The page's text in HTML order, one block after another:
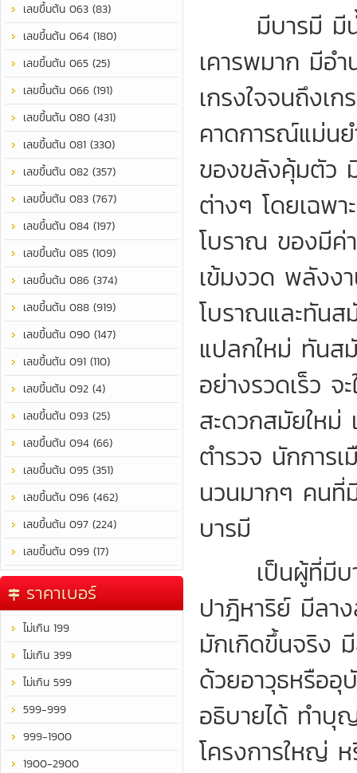
เลขขึ้นต้น 063 (83)
เลขขึ้นต้น 064 (180)
เลขขึ้นต้น 065 (25)
เลขขึ้นต้น 066 (191)
เลขขึ้นต้น 080 (431)
เลขขึ้นต้น 081 (330)
เลขขึ้นต้น 082 (357)
เลขขึ้นต้น 083 (767)
เลขขึ้นต้น 084 (197)
เลขขึ้นต้น 085 (109)
เลขขึ้นต้น 086 (374)
เลขขึ้นต้น 088 (919)
เลขขึ้นต้น 090 (147)
เลขขึ้นต้น 091 (110)
เลขขึ้นต้น 092 (4)
เลขขึ้นต้น 093 (25)
เลขขึ้นต้น 094 (66)
เลขขึ้นต้น 095 (351)
เลขขึ้นต้น 096 (462)
เลขขึ้นต้น 097 (224)
เลขขึ้นต้น 099 (17)
ราคาเบอร์
ไม่เกิน 199
ไม่เกิน 399
ไม่เกิน 599
599-999
999-1900
1900-2900
มีบารมี มีน้ำ
เคารพมาก มีอ
เกรงใจจนถึงเ
คาดการณ์แม่น
ของขลังคุ้มตัว
ต่างๆ โดยเฉพ
โบราณ ของมีค่
เข้มงวด พลังง
โบราณและทันส
แปลกใหม่ ทันส
อย่างรวดเร็ว จ
สะดวกสมัยใหม่
ตำรวจ นักการ
นวนมากๆ คนที่
บารมี
เป็นผู้ที่มีบาร
ปาฎิหาริย์ มีลา
มักเกิดขึ้นจริง
ด้วยอาวุธหรืออุ
อธิบายได้ ทำบุ
โครงการใหญ่